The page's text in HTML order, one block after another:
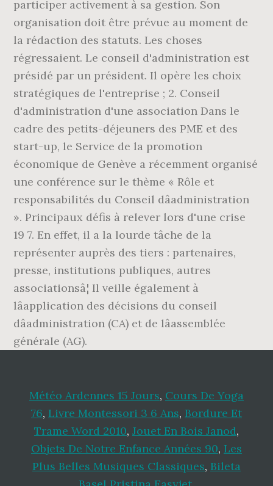
Météo Ardennes 15 Jours, Cours De Yoga
76, Livre Montessori 3 6 Ans, Bordure Et
Trame Word 2010, Jouet En Bois Janod,
Objets De Notre Enfance Années 90, Les
Plus Belles Musiques Classiques, Bileta